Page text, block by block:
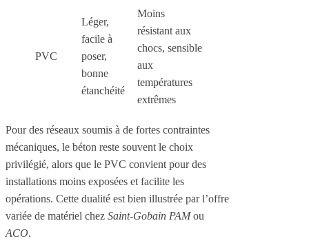
PVC
Léger,
facile à
poser,
bonne
étanchéité
Moins
résistant aux
chocs, sensible
aux
températures
extrêmes
Pour des réseaux soumis à de fortes contraintes
mécaniques, le béton reste souvent le choix
privilégié, alors que le PVC convient pour des
installations moins exposées et facilite les
opérations. Cette dualité est bien illustrée par l’offre
variée de matériel chez Saint-Gobain PAMou
ACO.